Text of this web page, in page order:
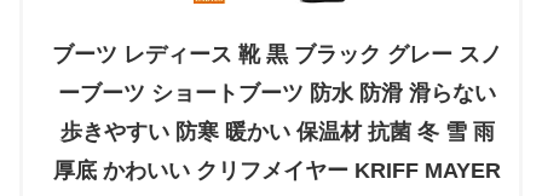
ブーツ レディース 靴 黒 ブラック グレー スノ
ーブーツ ショートブーツ 防水 防滑 滑らない
歩きやすい 防寒 暖かい 保温材 抗菌 冬 雪 雨
厚底 かわいい クリフメイヤー KRIFF MAYER